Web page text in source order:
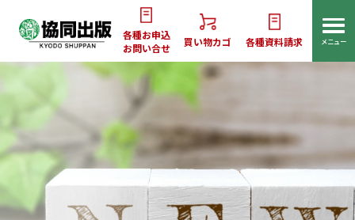
各種お申込
お問い合せ
買い物カゴ 各種資料請求 メニュー